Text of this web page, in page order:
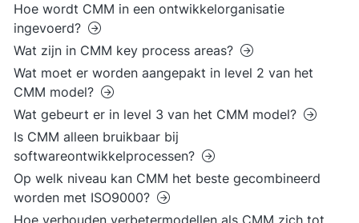
Hoe wordt CMM in een ontwikkelorganisatie
ingevoerd?
Wat zijn in CMM key process areas?
Wat moet er worden aangepakt in level 2 van het
CMM model?
Wat gebeurt er in level 3 van het CMM model?
Is CMM alleen bruikbaar bij
softwareontwikkelprocessen?
Op welk niveau kan CMM het beste gecombineerd
worden met ISO9000?
Hoe verhouden verbetermodellen als CMM zich tot